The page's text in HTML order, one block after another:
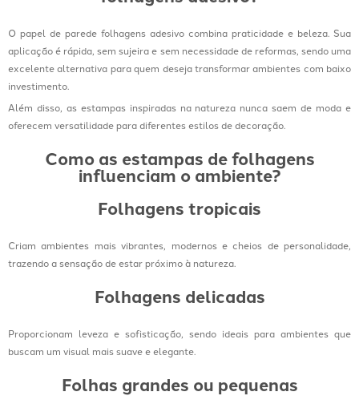
O papel de parede folhagens adesivo combina praticidade e beleza. Sua
aplicação é rápida, sem sujeira e sem necessidade de reformas, sendo uma
excelente alternativa para quem deseja transformar ambientes com baixo
investimento.
Além disso, as estampas inspiradas na natureza nunca saem de moda e
oferecem versatilidade para diferentes estilos de decoração.
Como as estampas de folhagens
influenciam o ambiente?
Folhagens tropicais
Criam ambientes mais vibrantes, modernos e cheios de personalidade,
trazendo a sensação de estar próximo à natureza.
Folhagens delicadas
Proporcionam leveza e sofisticação, sendo ideais para ambientes que
buscam um visual mais suave e elegante.
Folhas grandes ou pequenas